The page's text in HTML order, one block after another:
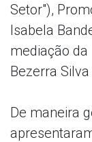
Setor"),
Isabela
mediação
Bezerra Silva
De maneira